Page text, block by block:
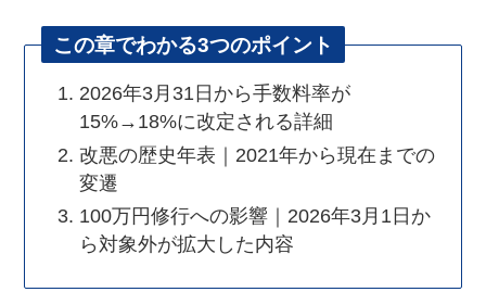
この章でわかる3つのポイント
2026年3月31日から手数料率が
15%→18%に改定される詳細
改悪の歴史年表｜2021年から現在までの
変遷
100万円修行への影響｜2026年3月1日か
ら対象外が拡大した内容